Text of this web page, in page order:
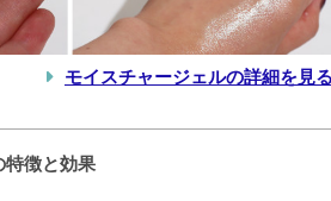
モイスチャージェルの詳細を見
特徴と効果